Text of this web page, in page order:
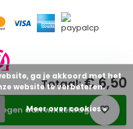
aan winkelwagen
Totaal:€ 6,50
ga je akkoord met het
website te verbeteren.
Meer over cookies »